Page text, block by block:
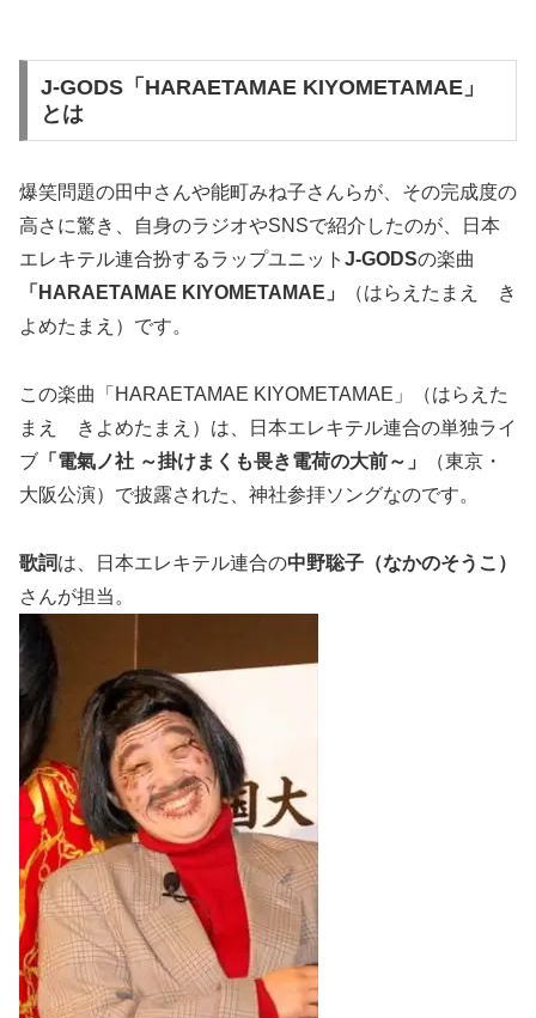
J-GODS「HARAETAMAE KIYOMETAMAE」
とは
爆笑問題の田中さんや能町みね子さんらが、その完成度の
高さに驚き、自身のラジオやSNSで紹介したのが、日本
エレキテル連合扮するラップユニット J-GODSの楽曲
「HARAETAMAE KIYOMETAMAE」
（はらえたまえ き
よめたまえ）です。
この楽曲「HARAETAMAE KIYOMETAMAE」（はらえた
まえ きよめたまえ）は、日本エレキテル連合の単独ライ
ブ 「電氣ノ社 ～掛けまくも畏き電荷の大前～」
（東京・
大阪公演）で披露された、神社参拝ソングなのです。
歌詞は、日本エレキテル連合の中野聡子（なかのそうこ）
さんが担当。